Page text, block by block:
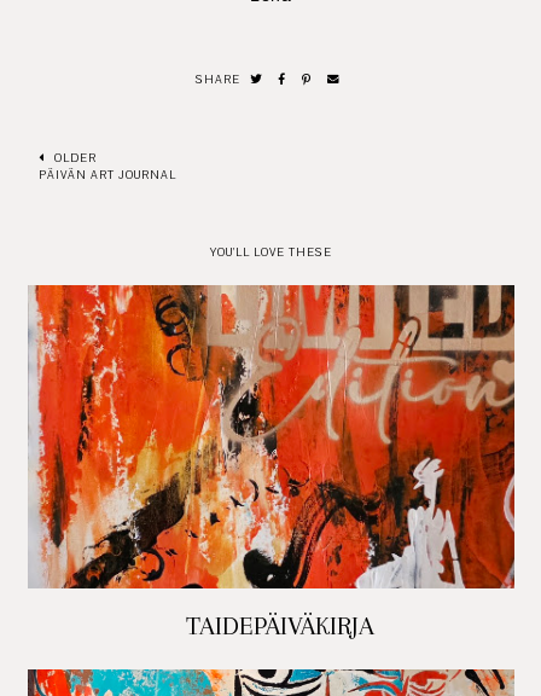
SHARE
OLDER
PÄIVÄN ART JOURNAL
YOU'LL LOVE THESE
TAIDEPÄIVÄKIRJA